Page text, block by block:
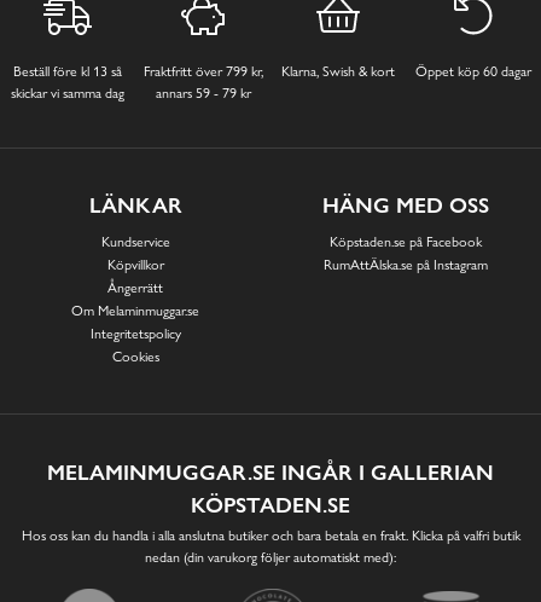
Beställ före kl 13 så
skickar vi samma dag
Fraktfritt över 799 kr,
annars 59 - 79 kr
Klarna, Swish & kort Öppet köp 60 dagar
LÄNKAR
Kundservice
Köpvillkor
Ångerrätt
Om Melaminmuggar.se
Integritetspolicy
Cookies
HÄNG MED OSS
Köpstaden.se på Facebook
RumAttÄlska.se på Instagram
MELAMINMUGGAR.SE INGÅR I GALLERIAN
KÖPSTADEN.SE
Hos oss kan du handla i alla anslutna butiker och bara betala en frakt. Klicka på valfri butik
nedan (din varukorg följer automatiskt med):